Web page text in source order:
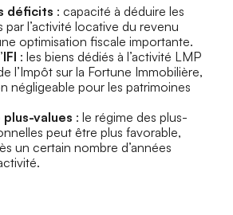
déficits : capacité à déduire les
par l’activité locative du revenu
optimisation fiscale importante.
: les biens dédiés à l’activité LMP
l’Impôt sur la Fortune Immobilière,
négligeable pour les patrimoines
values : le régime des plus-
peut être plus favorable,
un certain nombre d’années